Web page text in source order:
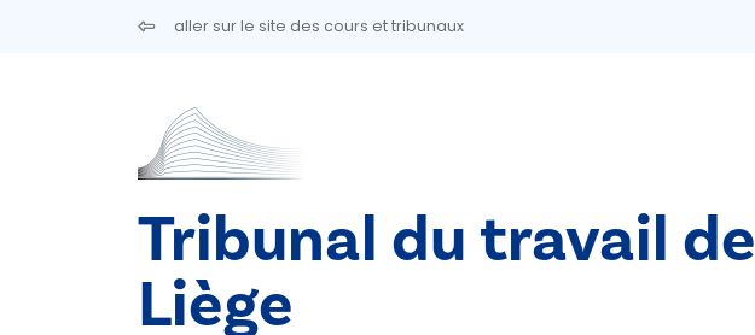
Aller au contenu principalaller sur le site des cours et tribunaux
Tribunal du travail de
Liège